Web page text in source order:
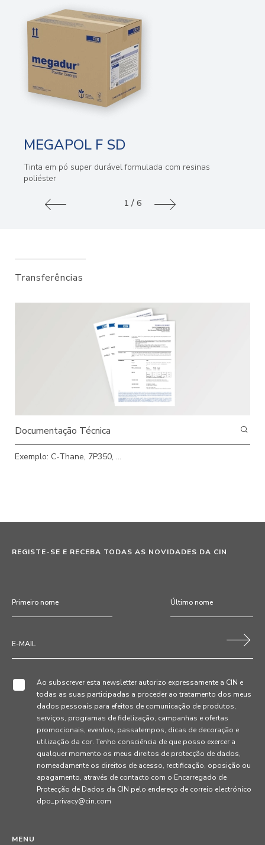
MEGAPOL F SD
Tinta em pó super durável formulada com resinas
poliéster
1 / 6
Transferências
Exemplo: C-Thane, 7P350, ...
MENU
REGISTE-SE E RECEBA TODAS AS NOVIDADES DA CIN
Ao subscrever esta newsletter autorizo expressamente a CIN e
todas as suas participadas a proceder ao tratamento dos meus
dados pessoais para efeitos de comunicação de produtos,
serviços, programas de fidelização, campanhas e ofertas
promocionais, eventos, passatempos, dicas de decoração e
utilização da cor. Tenho consciência de que posso exercer a
qualquer momento os meus direitos de protecção de dados,
nomeadamente os direitos de acesso, rectificação, oposição ou
apagamento, através de contacto com o Encarregado de
Protecção de Dados da CIN pelo endereço de correio electrónico
dpo_privacy@cin.com